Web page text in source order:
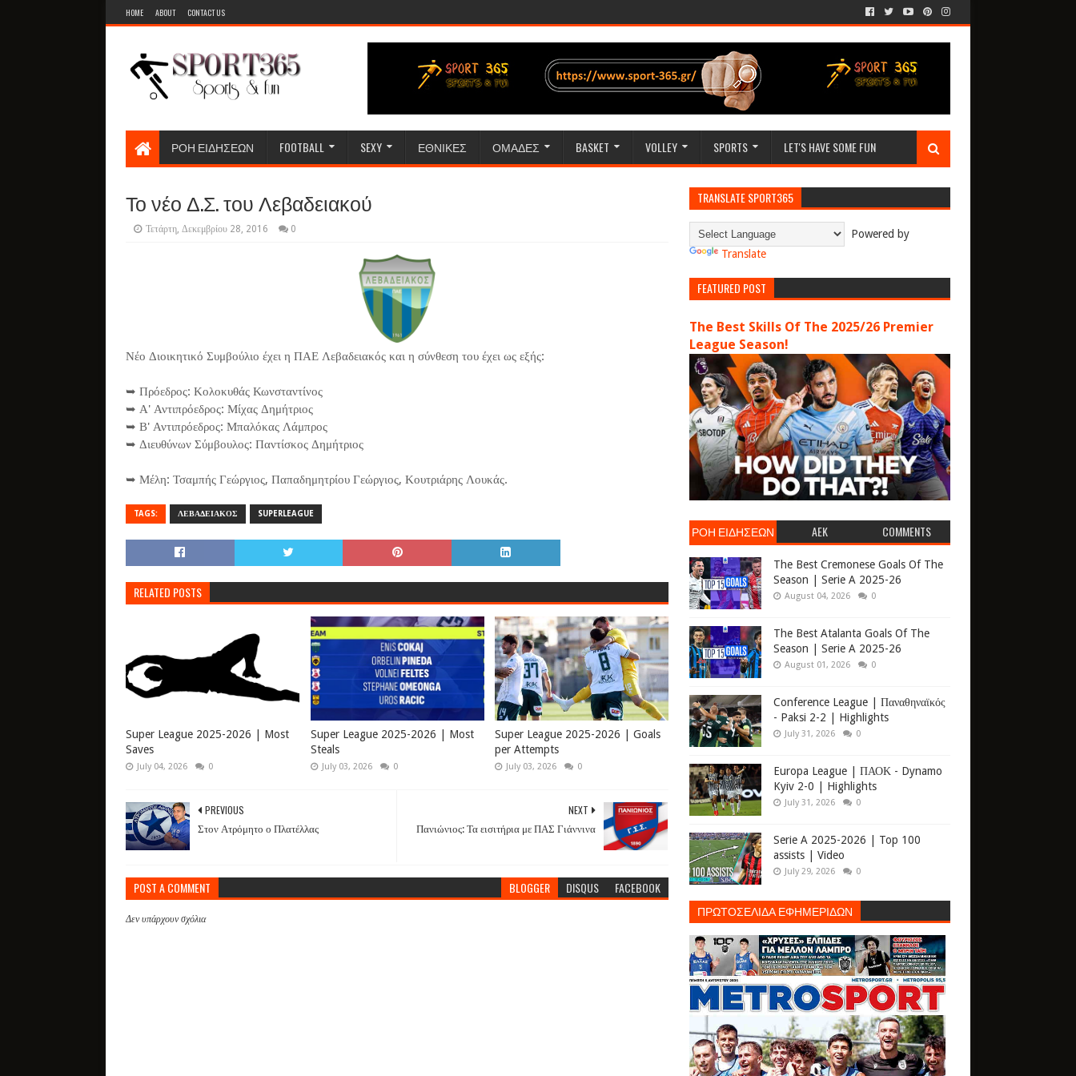
HOME ABOUT CONTACT US
ΡΟΗ ΕΙΔΗΣΕΩΝ FOOTBALL SEXY ΕΘΝΙΚΕΣ ΟΜΑΔΕΣ BASKET VOLLEY SPORTS LET'S HAVE SOME FUN
Το νέο Δ.Σ. του Λεβαδειακού
Τετάρτη, Δεκεμβρίου 28, 2016 0
Νέο Διοικητικό Συμβούλιο έχει η ΠΑΕ Λεβαδειακός και η σύνθεση του έχει ως εξής:
➥ Πρόεδρος: Κολοκυθάς Κωνσταντίνος
➥ Α' Αντιπρόεδρος: Μίχας Δημήτριος
➥ Β' Αντιπρόεδρος: Μπαλόκας Λάμπρος
➥ Διευθύνων Σύμβουλος: Παντίσκος Δημήτριος
➥ Μέλη: Τσαμπής Γεώργιος, Παπαδημητρίου Γεώργιος, Κουτριάρης Λουκάς.
TAGS: ΛΕΒΑΔΕΙΑΚΟΣ SUPERLEAGUE
RELATED POSTS
Super League 2025-2026 | Most
Saves
July 04, 2026 0
Super League 2025-2026 | Most
Steals
July 03, 2026 0
Super League 2025-2026 | Goals
per Attempts
July 03, 2026 0
NEXT
Πανιώνιος: Τα εισιτήρια με ΠΑΣ Γιάννινα
PREVIOUS
Στον Ατρόμητο ο Πλατέλλας
POST A COMMENT BLOGGER DISQUS FACEBOOK
Δεν υπάρχουν σχόλια
TRANSLATE SPORT365
Powered by
Translate
FEATURED POST
The Best Skills Of The 2025/26 Premier
League Season!
ΡΟΗ ΕΙΔΗΣΕΩΝ AEK COMMENTS
The Best Cremonese Goals Of The
Season | Serie A 2025-26
August 04, 2026 0
The Best Atalanta Goals Of The
Season | Serie A 2025-26
August 01, 2026 0
Conference League | Παναθηναϊκός
- Paksi 2-2 | Highlights
July 31, 2026 0
Europa League | ΠΑΟΚ - Dynamo
Kyiv 2-0 | Highlights
July 31, 2026 0
Serie A 2025-2026 | Top 100
assists | Video
July 29, 2026 0
ΠΡΩΤΟΣΕΛΙΔΑ ΕΦΗΜΕΡΙΔΩΝ